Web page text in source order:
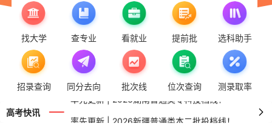
找大学 查专业 看就业 提前批 选科助手
招录查询 同分去向 批次线 位次查询 测录取率
高考快讯
高考版关闭 | 非高三用户可正常进行智能填报！
率先更新 | 2026湖南普通类专科投档线！